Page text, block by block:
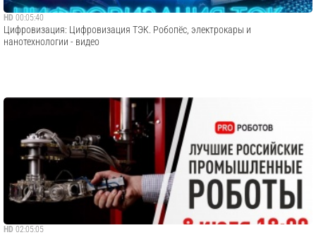
HD 00:05:40
Цифровизация: Цифровизация ТЭК. Робопёс, электрокары и
нанотехнологии - видео
HD 02:05:05